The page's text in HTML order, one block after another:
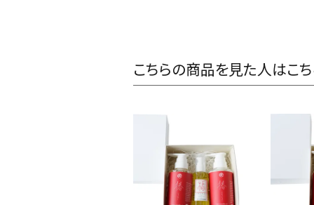
こちらの商品を見た人はこ